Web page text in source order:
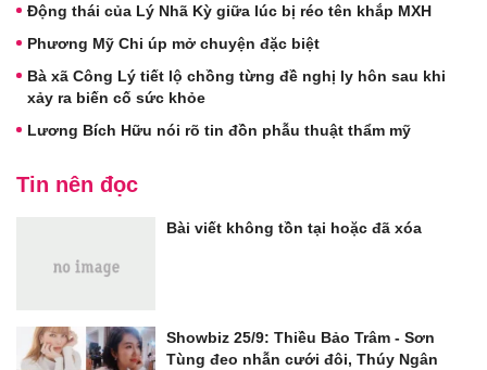
Động thái của Lý Nhã Kỳ giữa lúc bị réo tên khắp MXH
Phương Mỹ Chi úp mở chuyện đặc biệt
Bà xã Công Lý tiết lộ chồng từng đề nghị ly hôn sau khi
xảy ra biến cố sức khỏe
Lương Bích Hữu nói rõ tin đồn phẫu thuật thẩm mỹ
Tin nên đọc
Bài viết không tồn tại hoặc đã xóa
Showbiz 25/9: Thiều Bảo Trâm - Sơn
Tùng đeo nhẫn cưới đôi, Thúy Ngân